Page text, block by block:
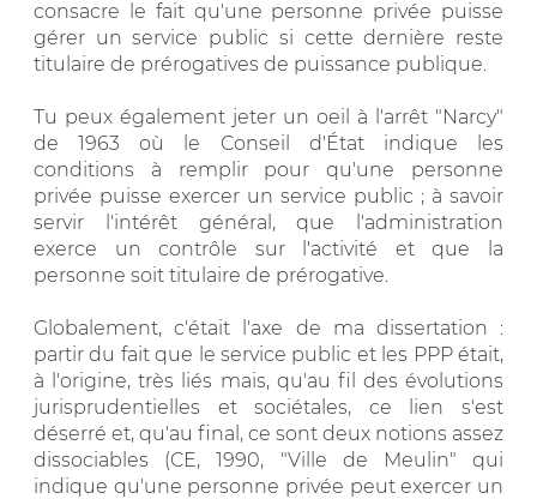
consacre le fait qu'une personne privée puisse
gérer un service public si cette dernière reste
titulaire de prérogatives de puissance publique.
Tu peux également jeter un oeil à l'arrêt "Narcy"
de 1963 où le Conseil d'État indique les
conditions à remplir pour qu'une personne
privée puisse exercer un service public ; à savoir
servir l'intérêt général, que l'administration
exerce un contrôle sur l'activité et que la
personne soit titulaire de prérogative.
Globalement, c'était l'axe de ma dissertation :
partir du fait que le service public et les PPP était,
à l'origine, très liés mais, qu'au fil des évolutions
jurisprudentielles et sociétales, ce lien s'est
déserré et, qu'au final, ce sont deux notions assez
dissociables (CE, 1990, "Ville de Meulin" qui
indique qu'une personne privée peut exercer un